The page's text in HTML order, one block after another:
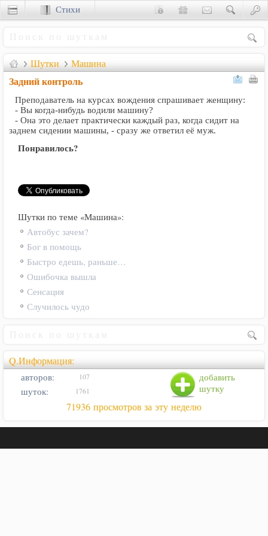
Шутки Машина
Задний контроль
Преподаватель на курсах вождения спрашивает женщину:
- Вы когда-нибудь водили машину?
- Она это делает практически каждый раз, когда сидит на
заднем сидении машины, - сразу же ответил её муж.
Понравилось?
Шутки по теме «Машина»:
Автобус зачем?
Бог в помощь
Быстро едешь, раньше…
Ошибочка вышла
Сенсация
Случилось чудо
Q.Информация:
добавить
шутку
авторов: 107
шуток: 1761
71936 просмотров за эту неделю
Стихи